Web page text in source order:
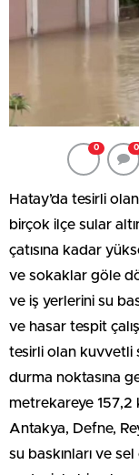
0 0
Hatay’da tesirli
birçok ilçe sular
çatısına kadar
ve sokaklar göle
ve iş yerlerini su
ve hasar tespit
tesirli olan kuvvetli
durma noktasına
metrekareye 157,2
Antakya, Defne,
su baskınları ve